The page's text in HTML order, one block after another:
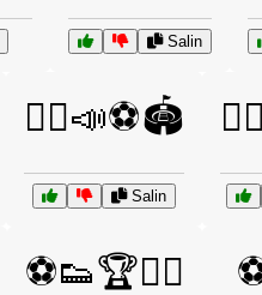
Salin
🧑‍⚖️📣⚽🏟️
Salin
⚽👟🏆🧑‍⚖️